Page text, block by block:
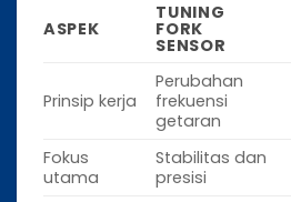
ASPEK
TUNING
FORK
SENSOR
Prinsip kerja
Perubahan
frekuensi
getaran
Fokus
utama
Stabilitas dan
presisi